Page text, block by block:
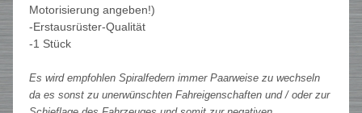
Motorisierung angeben!)
-Erstausrüster-Qualität
-1 Stück
Es wird empfohlen Spiralfedern immer Paarweise zu wechseln
da es sonst zu unerwünschten Fahreigenschaften und / oder zur